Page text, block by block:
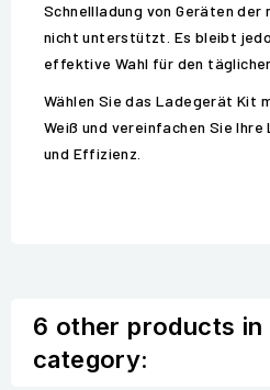
Schnellladung von Geräten der
nicht unterstützt. Es bleibt
effektive Wahl für den täglichen
Wählen Sie das Ladegerät Kit
Weiß und vereinfachen Sie
und Effizienz.
6 other products in
category: